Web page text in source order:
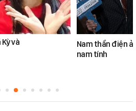
và
Nam thần điện
nam tính